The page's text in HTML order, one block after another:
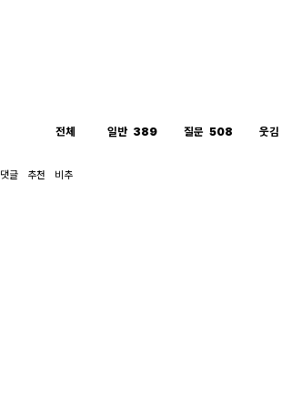
전체 일반 389 질문 508 웃김
댓글 추천 비추